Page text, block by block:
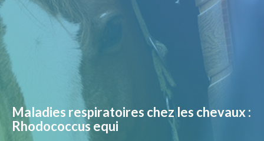
Maladies respiratoires chez les chevaux :
Rhodococcus equi